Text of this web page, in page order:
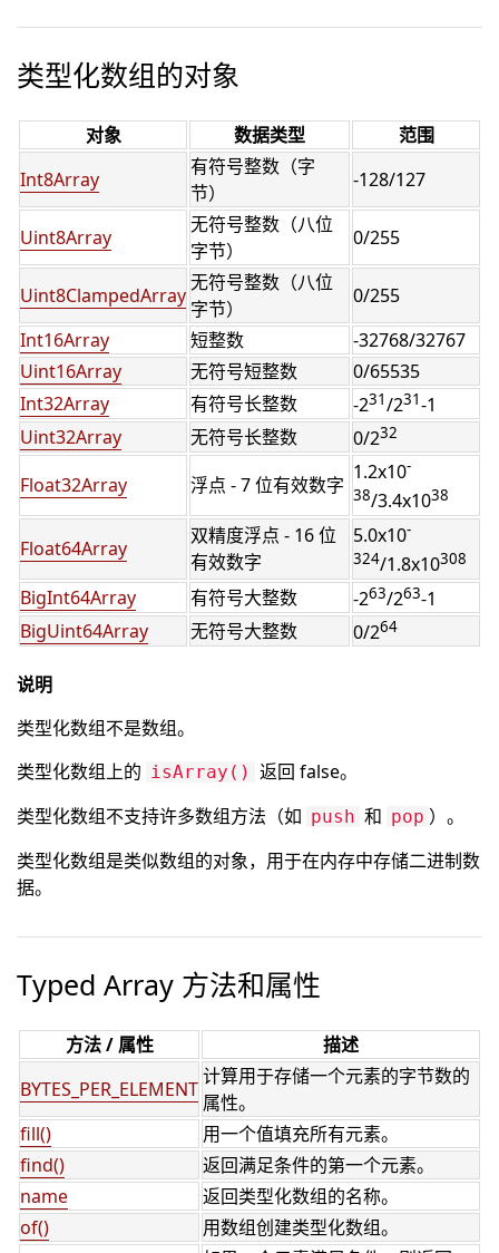
类型化数组的对象
对象 数据类型
范围
Int8Array
有符号整数（字
节）
-128/127
Uint8Array
无符号整数（八位
字节）
0/255
Uint8ClampedArray
无符号整数（八位
字节）
0/255
Int16Array
短整数
-32768/32767
Uint16Array
无符号短整数
0/65535
Int32Array
有符号长整数 -231/231-1
Uint32Array
无符号长整数 0/232
Float32Array 浮点 - 7 位有效数字
1.2x10-
38/3.4x1038
Float64Array
双精度浮点 - 16 位
有效数字
5.0x10-
324/1.8x10308
BigInt64Array 有符号大整数 -263/263-1
BigUint64Array
无符号大整数 0/264
说明
类型化数组不是数组。
类型化数组上的 isArray() 返回 false。
类型化数组不支持许多数组方法（如 push 和 pop ）。
类型化数组是类似数组的对象，用于在内存中存储二进制数
据。
Typed Array 方法和属性
方法 / 属性
描述
BYTES_PER_ELEMENT
计算用于存储一个元素的字节数的
属性。
fill()
用一个值填充所有元素。
find()
返回满足条件的第一个元素。
name
返回类型化数组的名称。
of()
用数组创建类型化数组。